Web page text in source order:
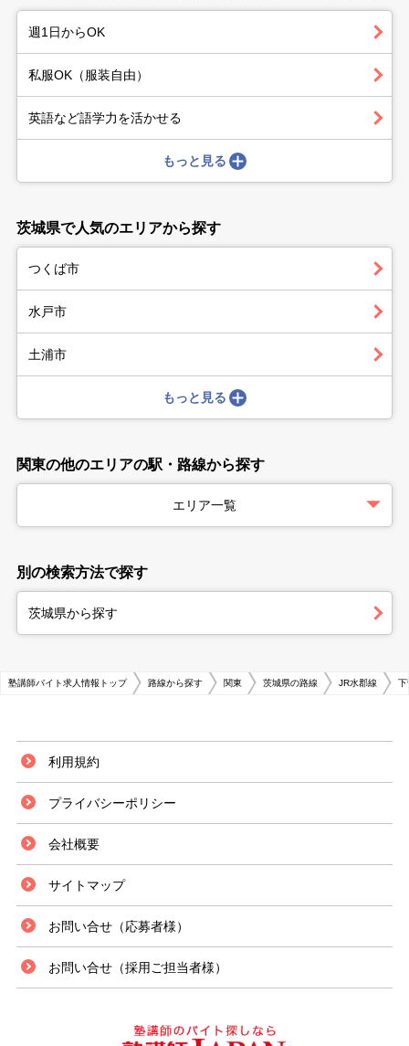
週1日からOK
私服OK（服装自由）
英語など語学力を活かせる
もっと見る
茨城県で人気のエリアから探す
つくば市
水戸市
土浦市
もっと見る
関東の他のエリアの駅・路線から探す
エリア一覧
別の検索方法で探す
茨城県から探す
塾講師バイト求人情報トップ 路線から探す 関東 茨城県の路線 JR水郡線 下
利用規約
プライバシーポリシー
会社概要
サイトマップ
お問い合せ（応募者様）
お問い合せ（採用ご担当者様）